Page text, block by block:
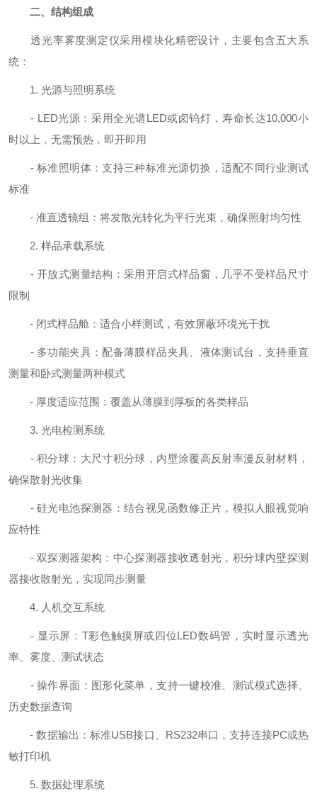
二、结构组成
透光率雾度测定仪采用模块化精密设计，主要包含五大系
统：
1. 光源与照明系统
- LED光源：采用全光谱LED或卤钨灯，寿命长达10,000小
时以上，无需预热，即开即用
- 标准照明体：支持三种标准光源切换，适配不同行业测试
标准
- 准直透镜组：将发散光转化为平行光束，确保照射均匀性
2. 样品承载系统
- 开放式测量结构：采用开启式样品窗，几乎不受样品尺寸
限制
- 闭式样品舱：适合小样测试，有效屏蔽环境光干扰
- 多功能夹具：配备薄膜样品夹具、液体测试台，支持垂直
测量和卧式测量两种模式
- 厚度适应范围：覆盖从薄膜到厚板的各类样品
3. 光电检测系统
- 积分球：大尺寸积分球，内壁涂覆高反射率漫反射材料，
确保散射光收集
- 硅光电池探测器：结合视见函数修正片，模拟人眼视觉响
应特性
- 双探测器架构：中心探测器接收透射光，积分球内壁探测
器接收散射光，实现同步测量
4. 人机交互系统
- 显示屏：T彩色触摸屏或四位LED数码管，实时显示透光
率、雾度、测试状态
- 操作界面：图形化菜单，支持一键校准、测试模式选择、
历史数据查询
- 数据输出：标准USB接口、RS232串口，支持连接PC或热
敏打印机
5. 数据处理系统